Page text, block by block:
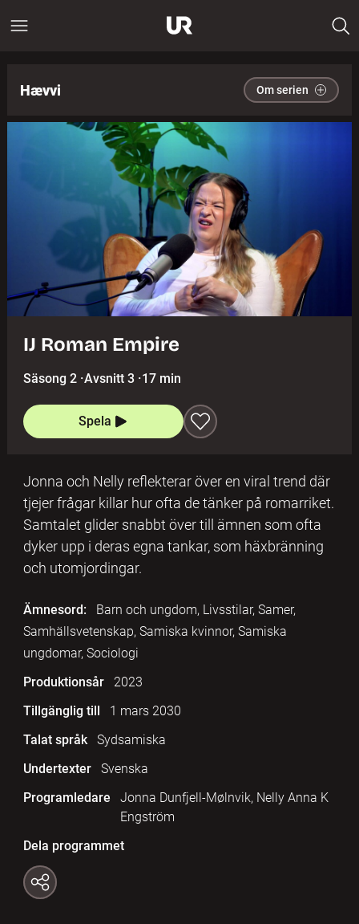
Hævvi Om serien
IJ Roman Empire
Säsong 2 ·Avsnitt 3 ·17 min
Spela
Jonna och Nelly reflekterar över en viral trend där
tjejer frågar killar hur ofta de tänker på romarriket.
Samtalet glider snabbt över till ämnen som ofta
dyker upp i deras egna tankar, som häxbränning
och utomjordingar.
Ämnesord:
Barn och ungdom, Livsstilar, Samer,
Samhällsvetenskap, Samiska kvinnor, Samiska
ungdomar, Sociologi
Produktionsår
2023
Tillgänglig till
1 mars 2030
Talat språk
Sydsamiska
Undertexter
Svenska
Programledare
Jonna Dunfjell-Mølnvik, Nelly Anna K
Engström
Dela programmet